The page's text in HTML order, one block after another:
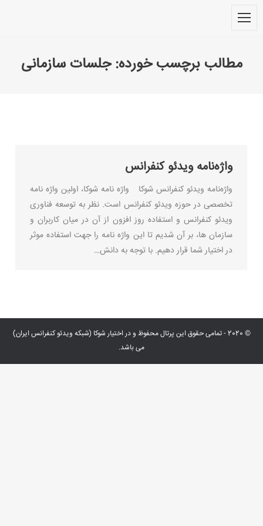
مطالب برچسب خورده:جلسات سازمانی
واژه‌نامه ویدئو کنفرانس
واژه‌نامه ویدئو کنفرانس شوکا واژه نامه شوکا، اولین واژه نامه
تخصصی در حوزه ویدئو کنفرانس است. نظر به توسعه فناوری
ویدئو کنفرانس و استفاده روز افزون از آن در میان کاربران و
سازمان ها، بر آن شدیم تا این واژه نامه را جهت استفاده موثر
در اختیار شما قرار دهیم. با توجه به دانش…
© 2020 - تمامی حقوق این پرتال محفوظ و در اختیار شوکا (شبکه ویدئو کنفرانس ایران)
می باشد.